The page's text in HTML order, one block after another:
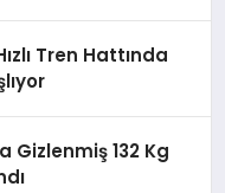
Tren Hattında
Gizlenmiş 132 Kg